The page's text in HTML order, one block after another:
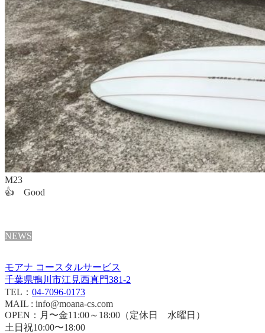
M23
👍 Good
NEWS
モアナ コースタルサービス
千葉県鴨川市江見西真門381-2
TEL： 04-7096-0173
MAIL : info@moana-cs.com
OPEN：月〜金11:00～18:00（定休日 水曜日）
土日祝10:00〜18:00